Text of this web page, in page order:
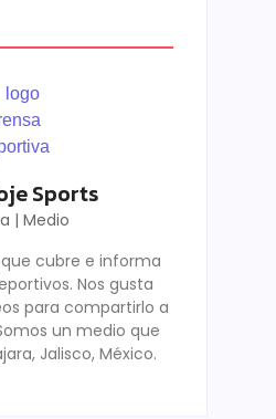
Sports
| Medio
cubre e informa
Nos gusta
para compartirlo a
un medio que
Jalisco, México.